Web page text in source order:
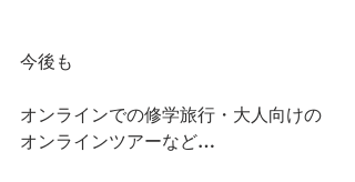
今後も
オンラインでの修学旅行・大人向けの
オンラインツアーなど…